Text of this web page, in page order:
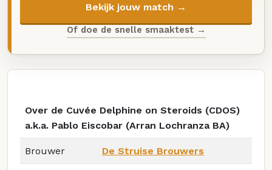
Bekijk jouw match →
Of doe de snelle smaaktest →
Over de Cuvée Delphine on Steroids (CDOS)
a.k.a. Pablo Eiscobar (Arran Lochranza BA)
Brouwer De Struise Brouwers